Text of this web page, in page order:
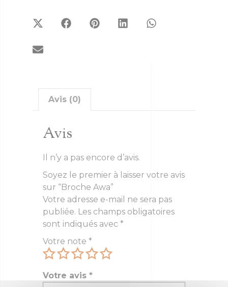
Avis (0)
Avis
Il n’y a pas encore d’avis.
Soyez le premier à laisser votre avis
sur “Broche Awa”
Votre adresse e-mail ne sera pas
publiée. Les champs obligatoires
sont indiqués avec *
Votre note *
Votre avis *